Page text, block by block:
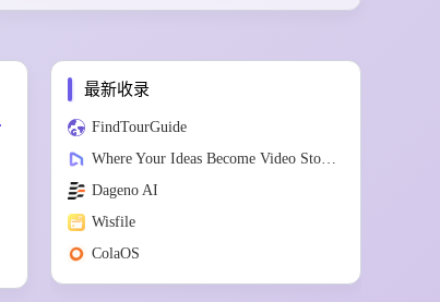
最新收录
FindTourGuide
Where Your Ideas Become Video Stories
Dageno AI
Wisfile
ColaOS